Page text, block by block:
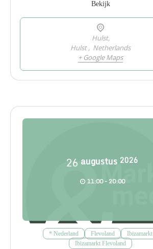
Bekijk
Hulst,
Hulst, Netherlands
+ Google Maps
26 augustus 2026
11:00 - 20:00
* Nederland Flevoland
Ibizamarkt
Ibizamarkt Flevoland